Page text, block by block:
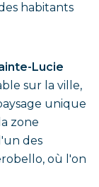
habitants
Lucie
sur la ville,
unique
zone
l'un des
où l'on